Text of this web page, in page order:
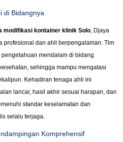
di Bidangnya
modifikasi kontainer klinik Solo, Djaya
profesional dan ahli berpengalaman. Tim
mendalam di bidang
sehingga mampu mengatasi
Kehadiran tenaga ahli ini
lancar, hasil akhir sesuai harapan, dan
standar keselamatan dan
selalu terjaga.
Komprehensif